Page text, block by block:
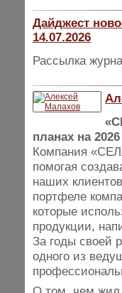
Дайджест
14.07.2026
Рассылка
планах на
Компания
помогая
наших
портфеле
которые
продукции,
За годы своей
одного из